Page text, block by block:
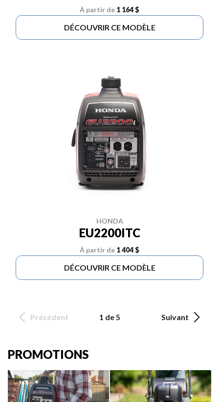
À partir de 1 164 $
DÉCOUVRIR CE MODÈLE
HONDA
EU2200ITC
À partir de 1 404 $
DÉCOUVRIR CE MODÈLE
Précédent 1 de 5 Suivant
PROMOTIONS